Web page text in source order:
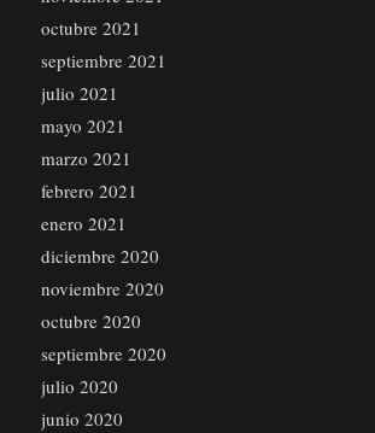
octubre 2021
septiembre 2021
julio 2021
mayo 2021
marzo 2021
febrero 2021
enero 2021
diciembre 2020
noviembre 2020
octubre 2020
septiembre 2020
julio 2020
junio 2020